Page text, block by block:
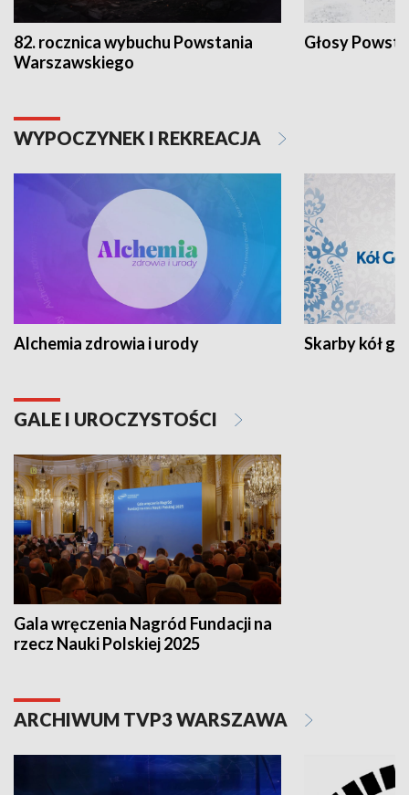
82. rocznica wybuchu Powstania
Warszawskiego
Głosy
WYPOCZYNEK I REKREACJA
Alchemia zdrowia i urody Skarby kół
GALE I UROCZYSTOŚCI
Gala wręczenia Nagród Fundacji na
rzecz Nauki Polskiej 2025
ARCHIWUM TVP3 WARSZAWA